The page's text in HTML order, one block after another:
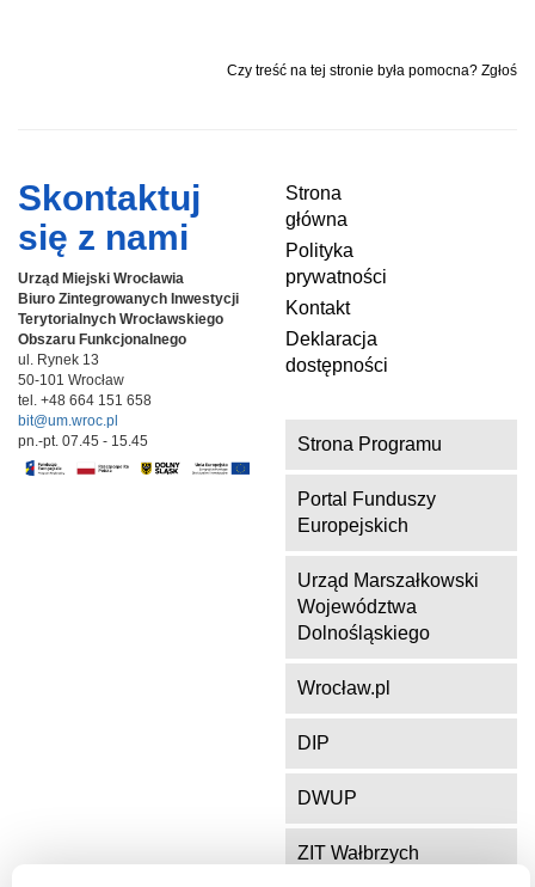
Czy treść na tej stronie była pomocna? Zgłoś
Skontaktuj
się z nami
Urząd Miejski Wrocławia
Biuro Zintegrowanych Inwestycji
Terytorialnych Wrocławskiego
Obszaru Funkcjonalnego
ul. Rynek 13
50-101 Wrocław
tel. +48 664 151 658
bit@um.wroc.pl
pn.-pt. 07.45 - 15.45
Strona
główna
Polityka
prywatności
Kontakt
Deklaracja
dostępności
Strona Programu
Portal Funduszy
Europejskich
Urząd Marszałkowski
Województwa
Dolnośląskiego
Wrocław.pl
DIP
DWUP
ZIT Wałbrzych